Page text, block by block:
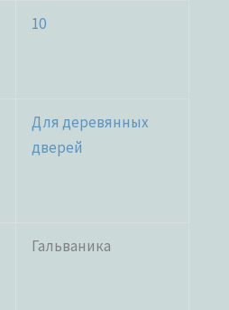
10
Для деревянных
дверей
Гальваника